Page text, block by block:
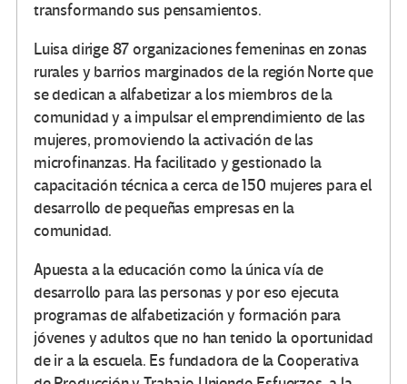
transformando sus pensamientos.
Luisa dirige 87 organizaciones femeninas en zonas
rurales y barrios marginados de la región Norte que
se dedican a alfabetizar a los miembros de la
comunidad y a impulsar el emprendimiento de las
mujeres, promoviendo la activación de las
microfinanzas. Ha facilitado y gestionado la
capacitación técnica a cerca de 150 mujeres para el
desarrollo de pequeñas empresas en la
comunidad.
Apuesta a la educación como la única vía de
desarrollo para las personas y por eso ejecuta
programas de alfabetización y formación para
jóvenes y adultos que no han tenido la oportunidad
de ir a la escuela. Es fundadora de la Cooperativa